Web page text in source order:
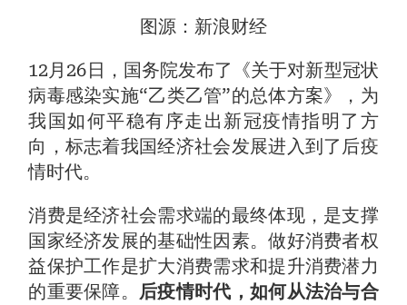
图源：新浪财经
12月26日，国务院发布了《关于对新型冠状
病毒感染实施“乙类乙管”的总体方案》，为
我国如何平稳有序走出新冠疫情指明了方
向，标志着我国经济社会发展进入到了后疫
情时代。
消费是经济社会需求端的最终体现，是支撑
国家经济发展的基础性因素。做好消费者权
益保护工作是扩大消费需求和提升消费潜力
的重要保障。 后疫情时代，如何从法治与合